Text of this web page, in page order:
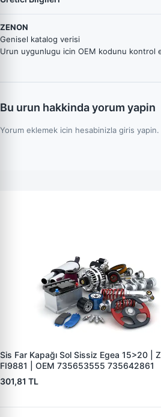
ZENON
Genisel katalog verisi
Urun uygunlugu icin OEM kodunu kontrol
Bu urun hakkinda yorum yapin
Yorum eklemek icin hesabinizla giris yapin.
Sis Far Kapağı Sol Sissiz Egea 15>20 |
FI9881 | OEM 735653555 735642861
301,81 TL